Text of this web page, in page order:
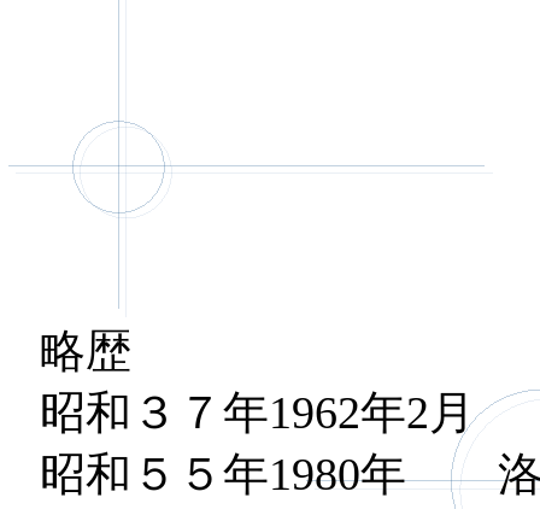
略歴
昭和３７年1962年2
昭和５５年1980年 洛